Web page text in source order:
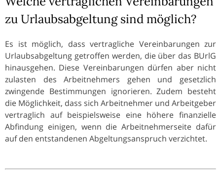
zu Urlaubsabgeltung sind möglich?
Es ist möglich, dass vertragliche Vereinbarungen zur
Urlaubsabgeltung getroffen werden, die über das BUrlG
hinausgehen. Diese Vereinbarungen dürfen aber nicht
zulasten des Arbeitnehmers gehen und gesetzlich
zwingende Bestimmungen ignorieren. Zudem besteht
die Möglichkeit, dass sich Arbeitnehmer und Arbeitgeber
vertraglich auf beispielsweise eine höhere finanzielle
Abfindung einigen, wenn die Arbeitnehmerseite dafür
auf den entstandenen Abgeltungsanspruch verzichtet.